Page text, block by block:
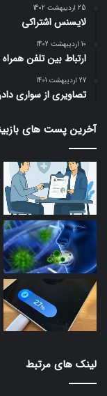
25 اردیبهشت 1402
لایسنس اشتراکی
10 اردیبهشت 1402
ارتباط بین تلفن
27 اردیبهشت 1401
تصاویری از سواری
آخرین پست های
لینک های مرتبط